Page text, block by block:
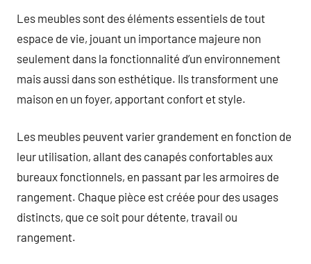
Les meubles sont des éléments essentiels de tout
espace de vie, jouant un importance majeure non
seulement dans la fonctionnalité d’un environnement
mais aussi dans son esthétique. Ils transforment une
maison en un foyer, apportant confort et style.
Les meubles peuvent varier grandement en fonction de
leur utilisation, allant des canapés confortables aux
bureaux fonctionnels, en passant par les armoires de
rangement. Chaque pièce est créée pour des usages
distincts, que ce soit pour détente, travail ou
rangement.